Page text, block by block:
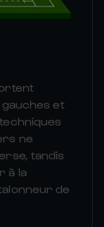
gauches et
ne
tandis
à la
de